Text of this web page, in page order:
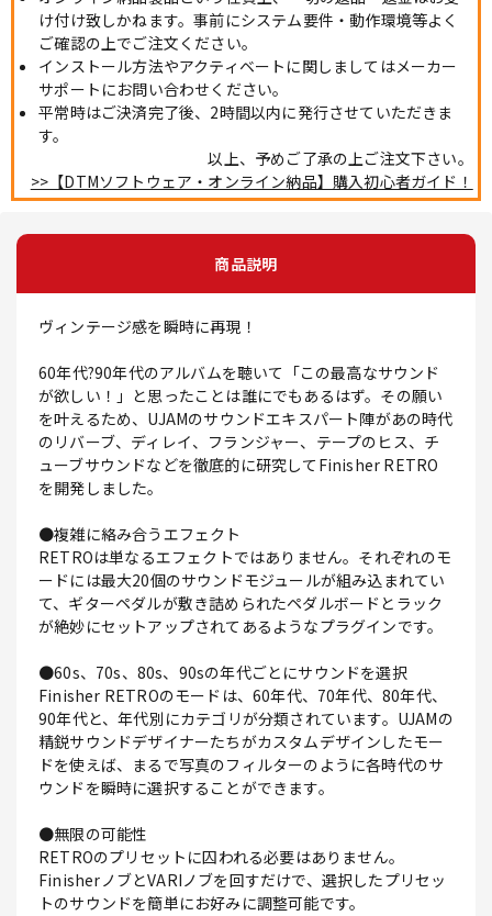
け付け致しかねます。事前にシステム要件・動作環境等よく
ご確認の上でご注文ください。
インストール方法やアクティベートに関しましてはメーカー
サポートにお問い合わせください。
平常時はご決済完了後、2時間以内に発行させていただきま
す。
以上、予めご了承の上ご注文下さい。
>>【DTMソフトウェア・オンライン納品】購入初心者ガイド！
商品説明
ヴィンテージ感を瞬時に再現！
60年代?90年代のアルバムを聴いて「この最高なサウンド
が欲しい！」と思ったことは誰にでもあるはず。その願い
を叶えるため、UJAMのサウンドエキスパート陣があの時代
のリバーブ、ディレイ、フランジャー、テープのヒス、チ
ューブサウンドなどを徹底的に研究してFinisher RETRO
を開発しました。
●複雑に絡み合うエフェクト
RETROは単なるエフェクトではありません。それぞれのモ
ードには最大20個のサウンドモジュールが組み込まれてい
て、ギターペダルが敷き詰められたペダルボードとラック
が絶妙にセットアップされてあるようなプラグインです。
●60s、70s、80s、90sの年代ごとにサウンドを選択
Finisher RETROのモードは、60年代、70年代、80年代、
90年代と、年代別にカテゴリが分類されています。UJAMの
精鋭サウンドデザイナーたちがカスタムデザインしたモー
ドを使えば、まるで写真のフィルターのように各時代のサ
ウンドを瞬時に選択することができます。
●無限の可能性
RETROのプリセットに囚われる必要はありません。
FinisherノブとVARIノブを回すだけで、選択したプリセッ
トのサウンドを簡単にお好みに調整可能です。